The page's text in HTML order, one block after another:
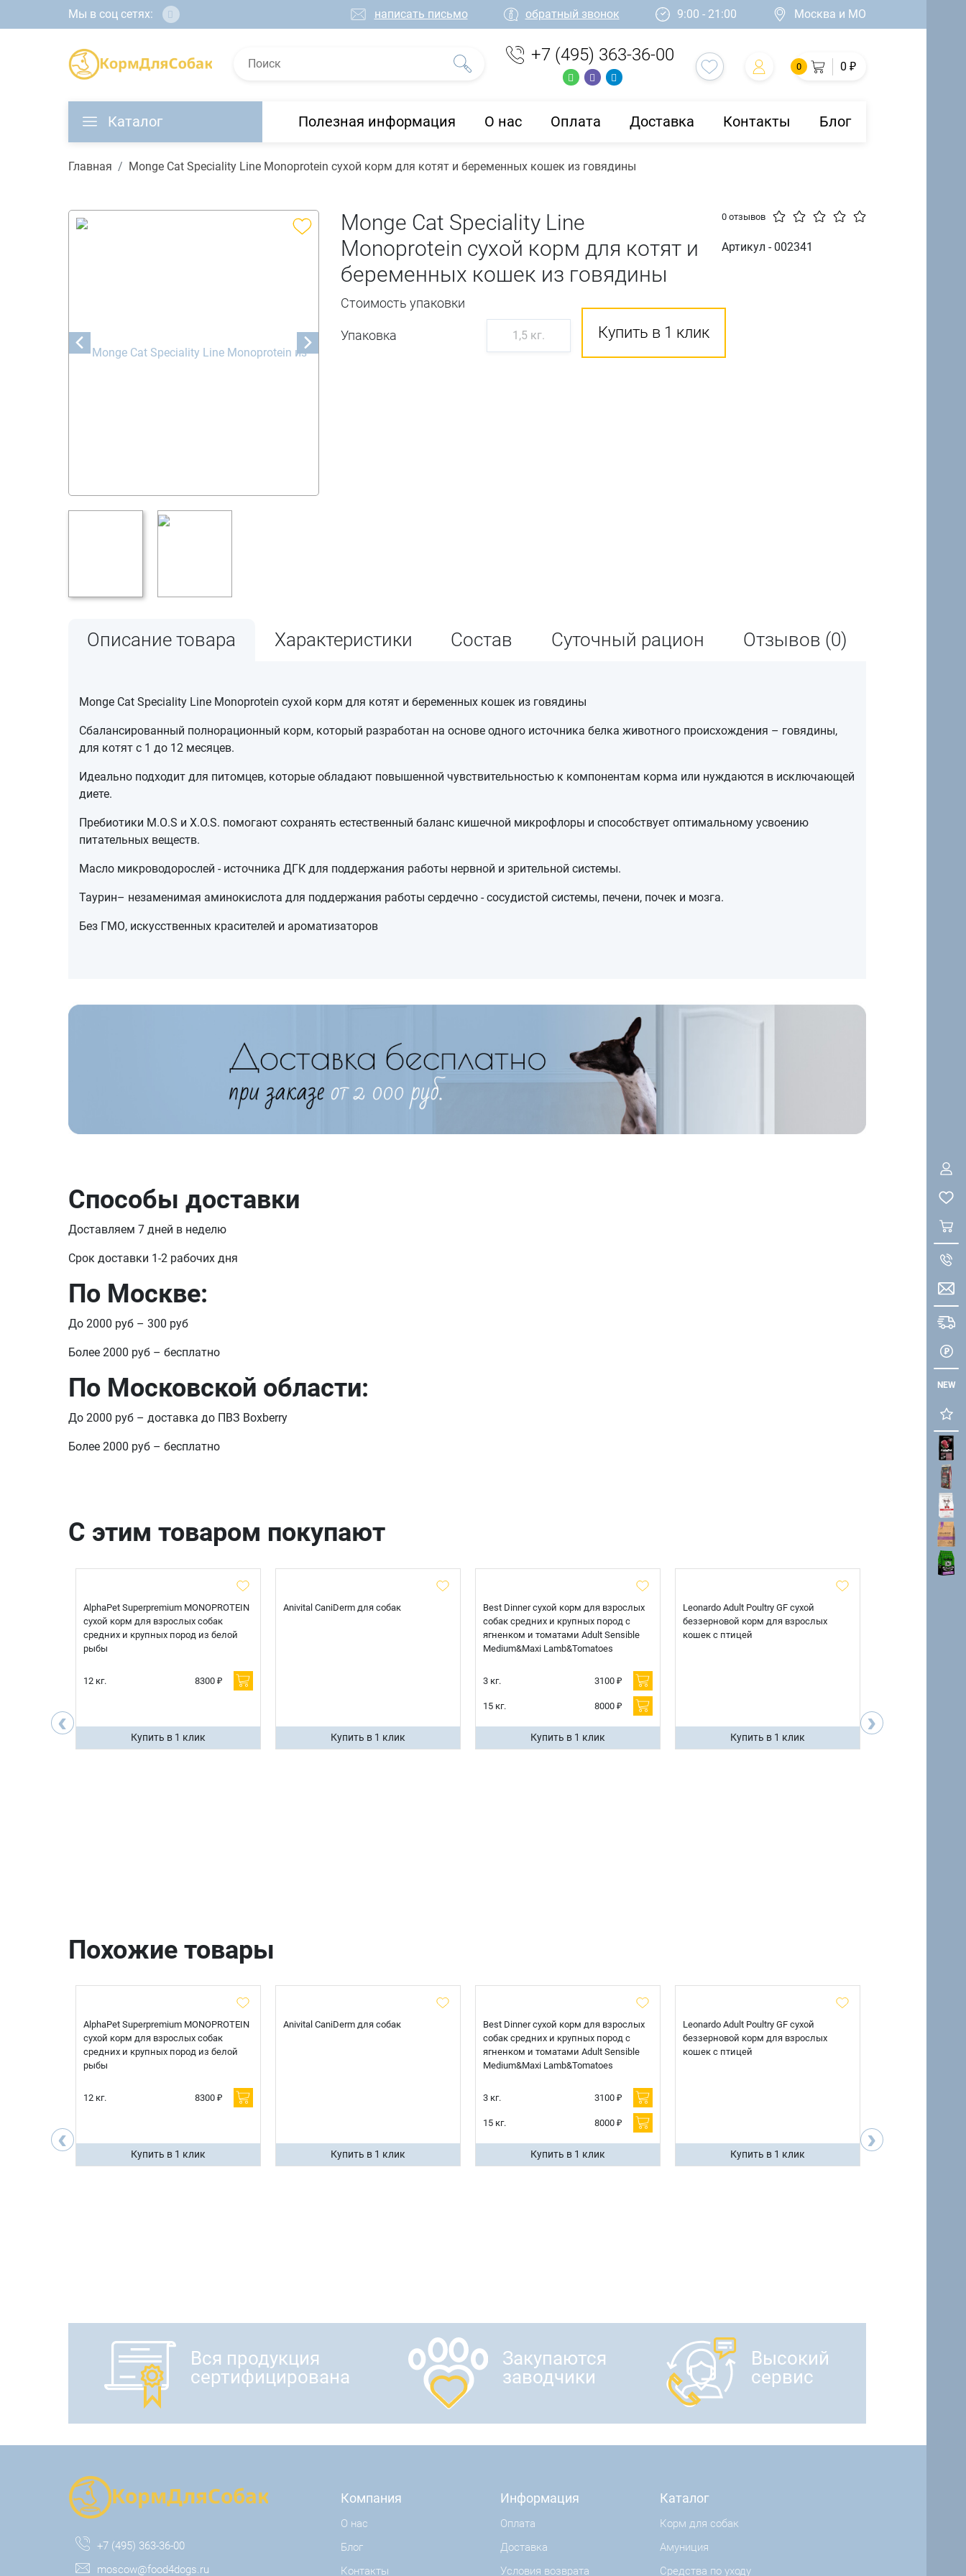
Мы в соц сетях: написать письмо обратный звонок 9:00 - 21:00 Москва и МО
+7 (495) 363-36-00
0 0 ₽
Каталог Полезная информация О нас Оплата Доставка Контакты Блог
NEW
Главная Monge Cat Speciality Line Monoprotein сухой корм для котят и беременных кошек из говядины
Monge Cat Speciality Line
Monoprotein сухой корм для котят и
беременных кошек из говядины
0 отзывов
Артикул - 002341
Стоимость упаковки
Упаковка 1,5 кг. Купить в 1 клик
Описание товара Характеристики Состав Суточный рацион Отзывов (0)
Monge Cat Speciality Line Monoprotein сухой корм для котят и беременных кошек из говядины
Сбалансированный полнорационный корм, который разработан на основе одного источника белка животного происхождения – говядины,
для котят с 1 до 12 месяцев.
Идеально подходит для питомцев, которые обладают повышенной чувствительностью к компонентам корма или нуждаются в исключающей
диете.
Пребиотики М.О.S и X.O.S. помогают сохранять естественный баланс кишечной микрофлоры и способствует оптимальному усвоению
питательных веществ.
Масло микроводорослей - источника ДГК для поддержания работы нервной и зрительной системы.
Таурин– незаменимая аминокислота для поддержания работы сердечно - сосудистой системы, печени, почек и мозга.
Без ГМО, искусственных красителей и ароматизаторов
Способы доставки
Доставляем 7 дней в неделю
Срок доставки 1-2 рабочих дня
По Москве:
До 2000 руб – 300 руб
Более 2000 руб – бесплатно
По Московской области:
До 2000 руб – доставка до ПВЗ Boxberry
Более 2000 руб – бесплатно
С этим товаром покупают
‹
AlphaPet Superpremium MONOPROTEIN
сухой корм для взрослых собак
средних и крупных пород из белой
рыбы
12 кг. 8300 ₽
Купить в 1 клик
Anivital CaniDerm для собак
Купить в 1 клик
Best Dinner сухой корм для взрослых
собак средних и крупных пород с
ягненком и томатами Adult Sensible
Medium&Maxi Lamb&Tomatoes
3 кг. 3100 ₽
15 кг. 8000 ₽
Купить в 1 клик
Leonardo Adult Poultry GF сухой
беззерновой корм для взрослых
кошек с птицей
Купить в 1 клик ›
Похожие товары
‹
AlphaPet Superpremium MONOPROTEIN
сухой корм для взрослых собак
средних и крупных пород из белой
рыбы
12 кг. 8300 ₽
Купить в 1 клик
Anivital CaniDerm для собак
Купить в 1 клик
Best Dinner сухой корм для взрослых
собак средних и крупных пород с
ягненком и томатами Adult Sensible
Medium&Maxi Lamb&Tomatoes
3 кг. 3100 ₽
15 кг. 8000 ₽
Купить в 1 клик
Leonardo Adult Poultry GF сухой
беззерновой корм для взрослых
кошек с птицей
Купить в 1 клик ›
Вся продукция
сертифицирована
Закупаются
заводчики
Высокий
сервис
+7 (495) 363-36-00
moscow@food4dogs.ru
Компания
О нас
Блог
Контакты
Информация
Оплата
Доставка
Условия возврата
Каталог
Корм для собак
Амуниция
Средства по уходу